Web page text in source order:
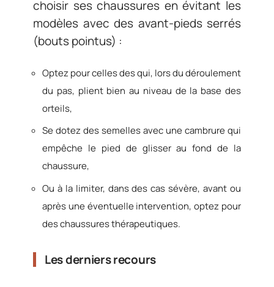
choisir ses chaussures en évitant les
modèles avec des avant-pieds serrés
(bouts pointus) :
Optez pour celles des qui, lors du déroulement
du pas, plient bien au niveau de la base des
orteils,
Se dotez des semelles avec une cambrure qui
empêche le pied de glisser au fond de la
chaussure,
Ou à la limiter, dans des cas sévère, avant ou
après une éventuelle intervention, optez pour
des chaussures thérapeutiques.
Les derniers recours